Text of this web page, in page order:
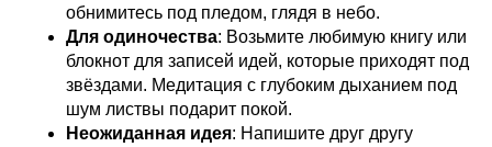
обнимитесь под пледом, глядя в небо.
Для одиночества: Возьмите любимую книгу или
блокнот для записей идей, которые приходят под
звёздами. Медитация с глубоким дыханием под
шум листвы подарит покой.
Неожиданная идея: Напишите друг другу